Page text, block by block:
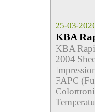
25-03-
KBA
KBA
2004
FAPC